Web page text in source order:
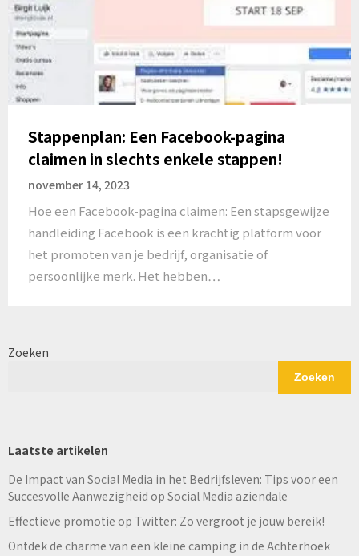
Stappenplan: Een Facebook-pagina
claimen in slechts enkele stappen!
november 14, 2023
Hoe een Facebook-pagina claimen: Een stapsgewijze
handleiding Facebook is een krachtig platform voor
het promoten van je bedrijf, organisatie of
persoonlijke merk. Het hebben…
Zoeken
Zoeken
Laatste artikelen
De Impact van Social Media in het Bedrijfsleven: Tips voor een
Succesvolle Aanwezigheid op Social Media aziendale
Effectieve promotie op Twitter: Zo vergroot je jouw bereik!
Ontdek de charme van een kleine camping in de Achterhoek